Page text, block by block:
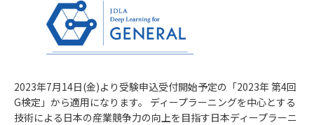
2023年7月14日(金)より受験申込受付開始予定の「2023年 第4回
G検定」から適用になります。 ディープラーニングを中心とする
技術による日本の産業競争力の向上を目指す日本ディープラーニ